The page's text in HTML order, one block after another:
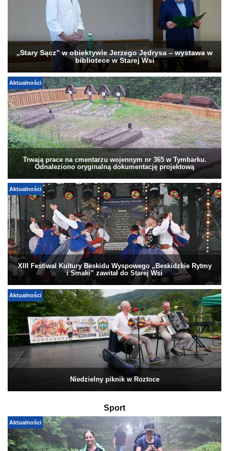
„Stary Sącz” w obiektywie Jerzego Jędrysa – wystawa w
bibliotece w Starej Wsi
Aktualności
Trwają prace na cmentarzu wojennym nr 365 w Tymbarku.
Odnaleziono oryginalną dokumentację projektową
Aktualności
XIII Festiwal Kultury Beskidu Wyspowego „Beskidzkie Rytmy
i Smaki” zawitał do Starej Wsi
Aktualności
Niedzielny piknik w Roztoce
Sport
Aktualności